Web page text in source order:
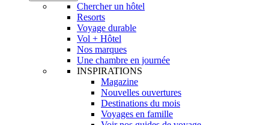
Chercher un hôtel
Resorts
Voyage durable
Vol + Hôtel
Nos marques
Une chambre en journée
INSPIRATIONS
Magazine
Nouvelles ouvertures
Destinations du mois
Voyages en famille